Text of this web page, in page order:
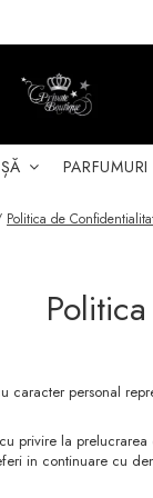
Politica de
caracter personal
privire la
in continuare cu